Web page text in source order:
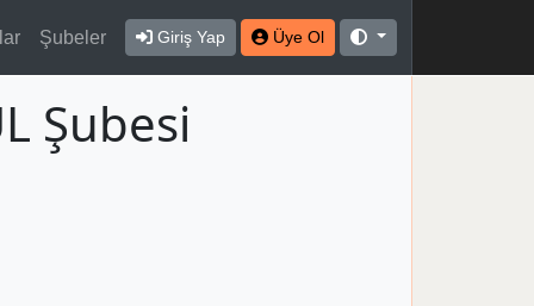
Şubeler Giriş Yap Üye Ol
Şubesi